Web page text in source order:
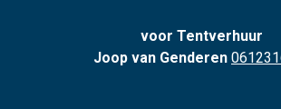
voor Tentverhuur
Joop van Genderen